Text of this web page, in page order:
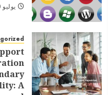
يوليو 30, 2026
A